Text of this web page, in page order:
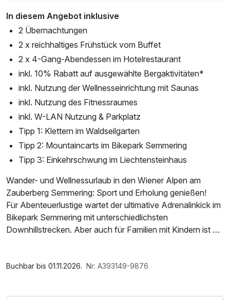
In diesem Angebot inklusive
2 Übernachtungen
2 x reichhaltiges Frühstück vom Buffet
2 x 4-Gang-Abendessen im Hotelrestaurant
inkl. 10% Rabatt auf ausgewählte Bergaktivitäten*
inkl. Nutzung der Wellnesseinrichtung mit Saunas
inkl. Nutzung des Fitnessraumes
inkl. W-LAN Nutzung & Parkplatz
Tipp 1: Klettern im Waldseilgarten
Tipp 2: Mountaincarts im Bikepark Semmering
Tipp 3: Einkehrschwung im Liechtensteinhaus
Wander- und Wellnessurlaub in den Wiener Alpen am
Zauberberg Semmering: Sport und Erholung genießen!
Für Abenteuerlustige wartet der ultimative Adrenalinkick im
Bikepark Semmering mit unterschiedlichsten
Downhillstrecken. Aber auch für Familien mit Kindern ist bei
Saunabenutzung, Leihbademantel, Parkplatz, Nutzung des
Buchbar bis 01.11.2026. Nr: A393149-9876